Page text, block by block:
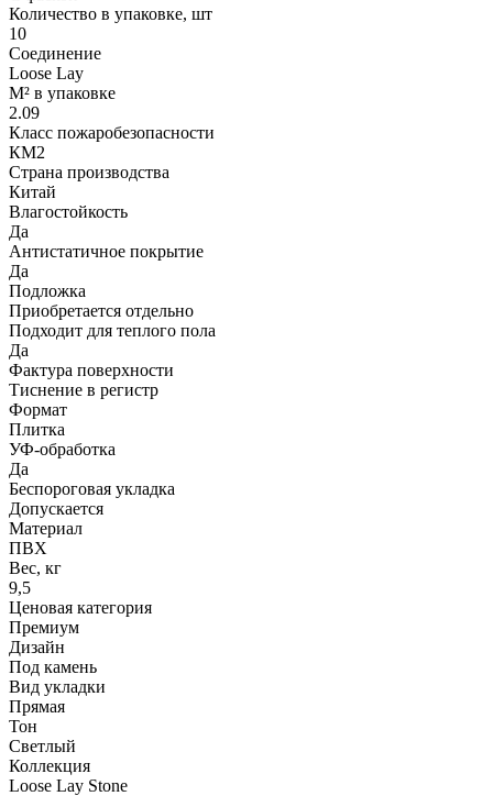
Количество в упаковке, шт
10
Соединение
Loose Lay
М² в упаковке
2.09
Класс пожаробезопасности
КМ2
Страна производства
Китай
Влагостойкость
Да
Антистатичное покрытие
Да
Подложка
Приобретается отдельно
Подходит для теплого пола
Да
Фактура поверхности
Тиснение в регистр
Формат
Плитка
УФ-обработка
Да
Беспороговая укладка
Допускается
Материал
ПВХ
Вес, кг
9,5
Ценовая категория
Премиум
Дизайн
Под камень
Вид укладки
Прямая
Тон
Светлый
Коллекция
Loose Lay Stone